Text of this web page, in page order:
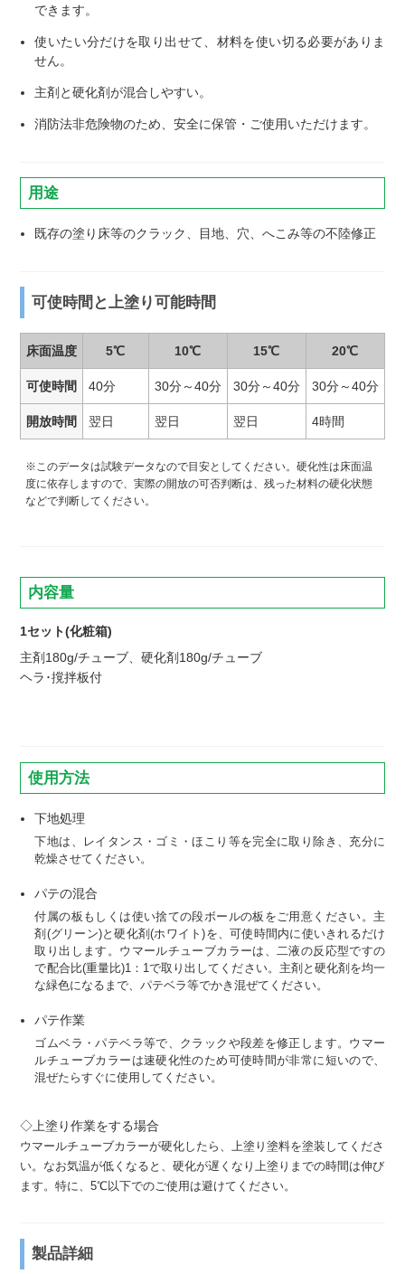
できます。
使いたい分だけを取り出せて、材料を使い切る必要がありま
せん。
主剤と硬化剤が混合しやすい。
消防法非危険物のため、安全に保管・ご使用いただけます。
用途
既存の塗り床等のクラック、目地、穴、へこみ等の不陸修正
可使時間と上塗り可能時間
床面温度 5℃ 10℃ 15℃ 20℃
可使時間 40分 30分～40分 30分～40分 30分～40分
開放時間 翌日 翌日 翌日 4時間
※このデータは試験データなので目安としてください。硬化性は床面温
度に依存しますので、実際の開放の可否判断は、残った材料の硬化状態
などで判断してください。
内容量
1セット(化粧箱)
主剤180g/チューブ、硬化剤180g/チューブ
ヘラ･撹拌板付
使用方法
下地処理
下地は、レイタンス・ゴミ・ほこり等を完全に取り除き、充分に
乾燥させてください。
パテの混合
付属の板もしくは使い捨ての段ボールの板をご用意ください。主
剤(グリーン)と硬化剤(ホワイト)を、可使時間内に使いきれるだけ
取り出します。ウマールチューブカラーは、二液の反応型ですの
で配合比(重量比)1：1で取り出してください。主剤と硬化剤を均一
な緑色になるまで、パテベラ等でかき混ぜてください。
パテ作業
ゴムベラ・パテベラ等で、クラックや段差を修正します。ウマー
ルチューブカラーは速硬化性のため可使時間が非常に短いので、
混ぜたらすぐに使用してください。
◇上塗り作業をする場合
ウマールチューブカラーが硬化したら、上塗り塗料を塗装してくださ
い。なお気温が低くなると、硬化が遅くなり上塗りまでの時間は伸び
ます。特に、5℃以下でのご使用は避けてください。
製品詳細